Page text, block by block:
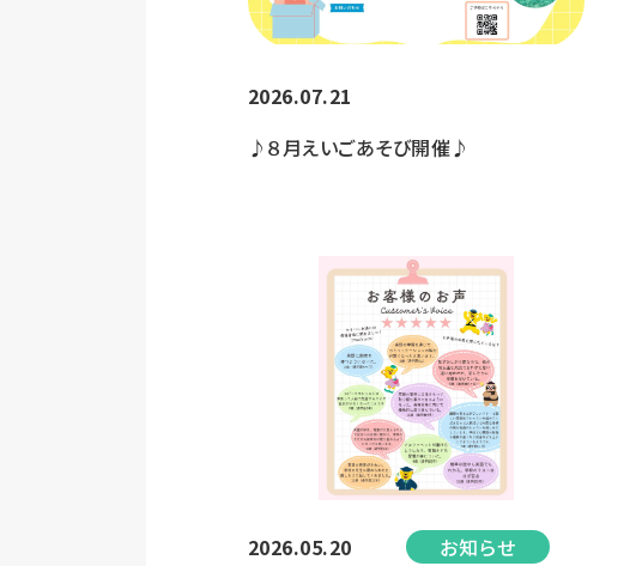
2026.07.21
♪８月えいごあそび開催♪
2026.05.20
お知らせ